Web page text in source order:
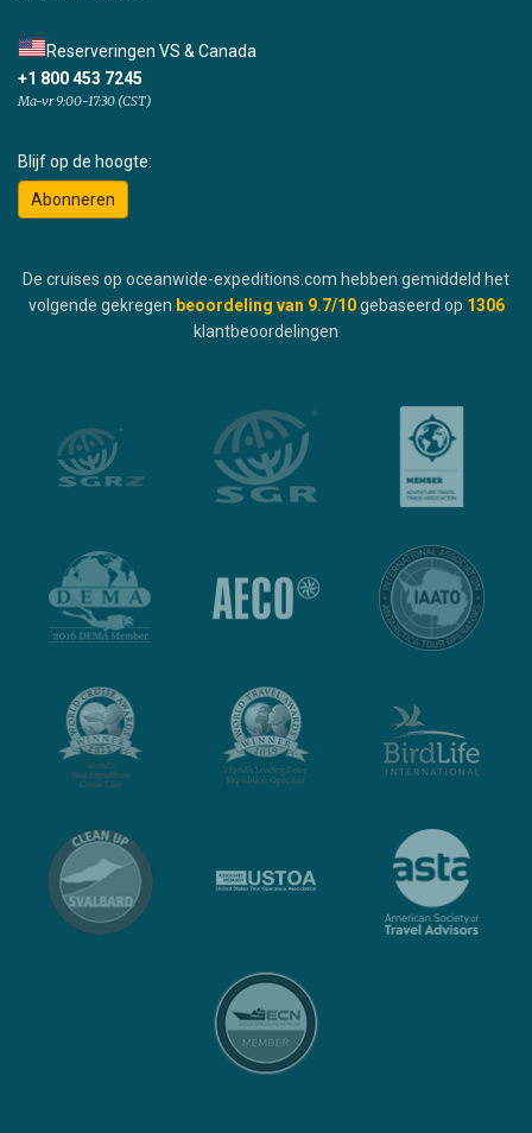
Reserveringen VS & Canada
+1 800 453 7245
Ma-vr 9:00-17:30 (CST)
Blijf op de hoogte:
Abonneren
De cruises op oceanwide-expeditions.com hebben gemiddeld het
volgende gekregen beoordeling van 9.7/10 gebaseerd op 1306
klantbeoordelingen